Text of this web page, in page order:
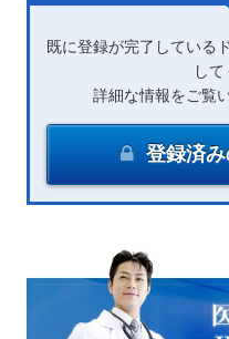
既に登録が完了している
して
詳細な情報をご覧
登録済